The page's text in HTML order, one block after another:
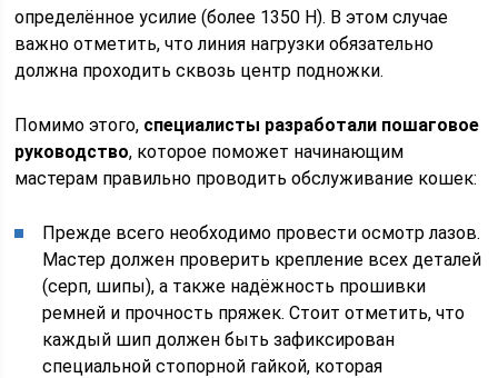
определённое усилие (более 1350 Н). В этом случае
важно отметить, что линия нагрузки обязательно
должна проходить сквозь центр подножки.
Помимо этого, специалисты разработали пошаговое
руководство, которое поможет начинающим
мастерам правильно проводить обслуживание кошек:
Прежде всего необходимо провести осмотр лазов.
Мастер должен проверить крепление всех деталей
(серп, шипы), а также надёжность прошивки
ремней и прочность пряжек. Стоит отметить, что
каждый шип должен быть зафиксирован
специальной стопорной гайкой, которая